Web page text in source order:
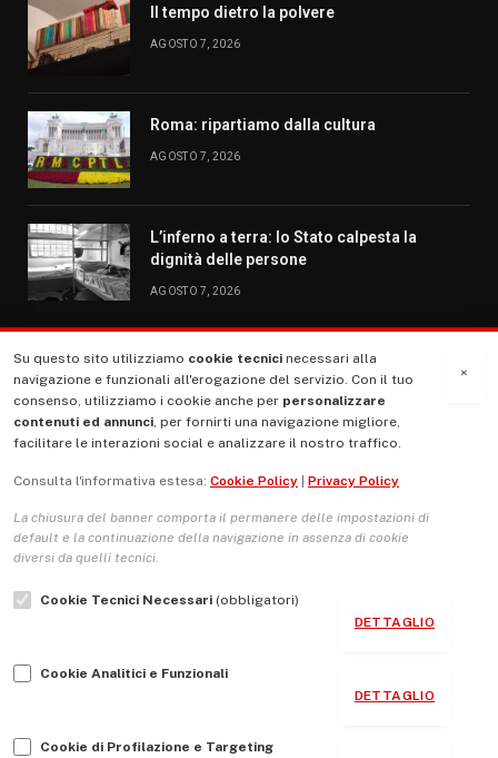
Il tempo dietro la polvere
AGOSTO 7, 2026
Roma: ripartiamo dalla cultura
AGOSTO 7, 2026
L’inferno a terra: lo Stato calpesta la
dignità delle persone
AGOSTO 7, 2026
MENU
La Nostra Storia
Le Copertine
L’Associazione
Indirizzo Socio Politico Culturale
Guida per le autrici e gli autori
×
Su questo sito utilizziamo cookie tecnici necessari alla
navigazione e funzionali all'erogazione del servizio. Con il tuo
consenso, utilizziamo i cookie anche per personalizzare
contenuti ed annunci, per fornirti una navigazione migliore,
facilitare le interazioni social e analizzare il nostro traffico.
Consulta l'informativa estesa: Cookie Policy Privacy Policy
La chiusura del banner comporta il permanere delle impostazioni di
default e la continuazione della navigazione in assenza di cookie
diversi da quelli tecnici.
Cookie Tecnici Necessari (obbligatori)
DETTAGLIO
Cookie Analitici e Funzionali
DETTAGLIO
Cookie di Profilazione e Targeting